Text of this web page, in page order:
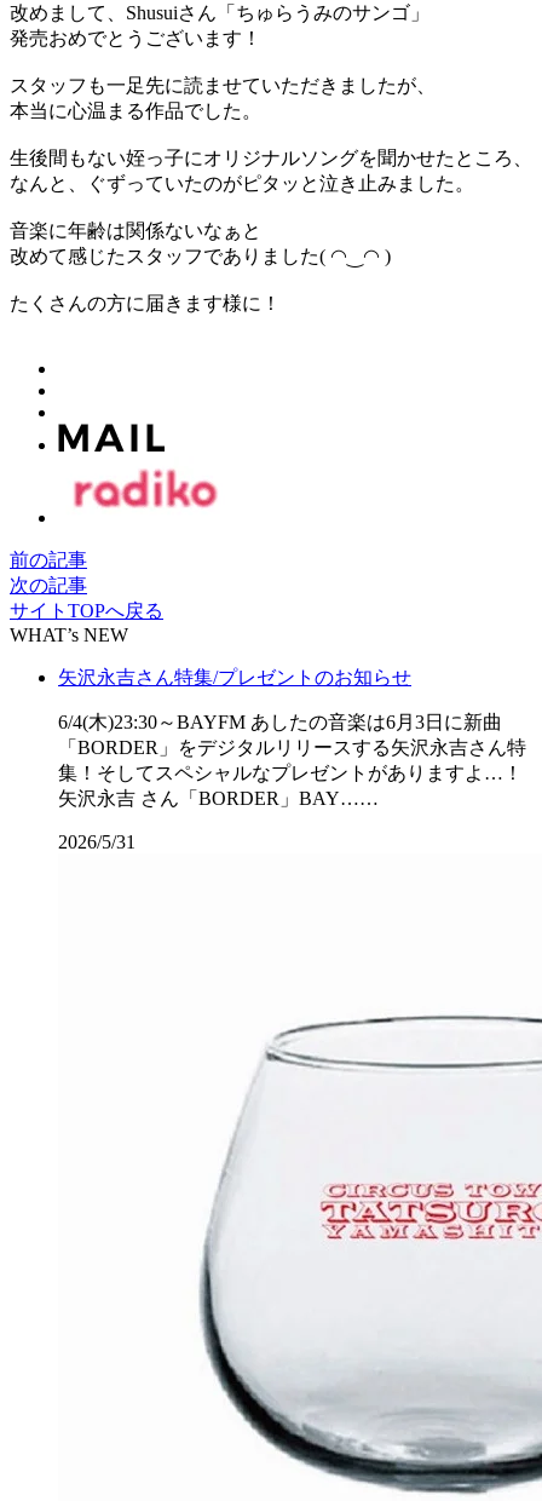
改めまして、Shusuiさん「ちゅらうみのサンゴ」
発売おめでとうございます！
スタッフも一足先に読ませていただきましたが、
本当に心温まる作品でした。
生後間もない姪っ子にオリジナルソングを聞かせたところ、
なんと、ぐずっていたのがピタッと泣き止みました。
音楽に年齢は関係ないなぁと
改めて感じたスタッフでありました( ◠‿◠ )
たくさんの方に届きます様に！
前の記事
次の記事
サイトTOPへ戻る
WHAT’s NEW
矢沢永吉さん特集/プレゼントのお知らせ
6/4(木)23:30～BAYFM あしたの音楽は6月3日に新曲
「BORDER」をデジタルリリースする矢沢永吉さん特
集！そしてスペシャルなプレゼントがありますよ…！
矢沢永吉 さん「BORDER」BAY……
2026/5/31